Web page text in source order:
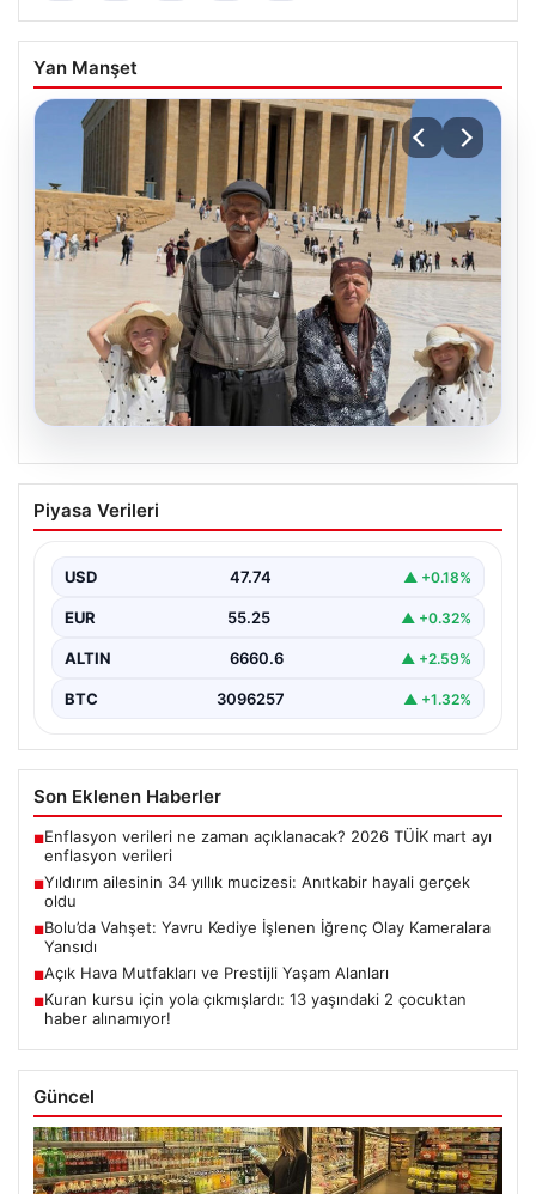
Yan Manşet
05.08.2026
Yıldırım ailesinin 34 yıllık mucizesi:
Anıtkabir hayali gerçek oldu
Zeynep Yıldırım (59), tam 34 yıl boyunca…
Piyasa Verileri
USD 47.74 ▲ +0.18%
EUR 55.25 ▲ +0.32%
ALTIN 6660.6 ▲ +2.59%
BTC 3096257 ▲ +1.32%
Son Eklenen Haberler
■Enflasyon verileri ne zaman açıklanacak? 2026 TÜİK mart ayı
enflasyon verileri
■Yıldırım ailesinin 34 yıllık mucizesi: Anıtkabir hayali gerçek
oldu
■Bolu’da Vahşet: Yavru Kediye İşlenen İğrenç Olay Kameralara
Yansıdı
■Açık Hava Mutfakları ve Prestijli Yaşam Alanları
■Kuran kursu için yola çıkmışlardı: 13 yaşındaki 2 çocuktan
haber alınamıyor!
Güncel